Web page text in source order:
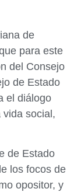
de
para este
del Consejo
de Estado
el diálogo
vida social,
de Estado
los focos de
opositor, y